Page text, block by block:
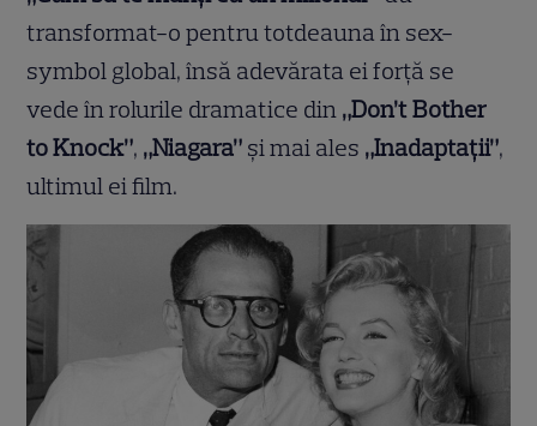
transformat-o pentru totdeauna în sex-
symbol global, însă adevărata ei forță se
vede în rolurile dramatice din „Don’t Bother
to Knock”, „Niagara” și mai ales „Inadaptații”,
ultimul ei film.